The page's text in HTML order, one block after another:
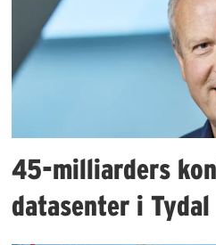
45-milliarders
datasenter i Tydal